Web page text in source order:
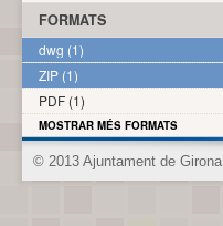
FORMATS
dwg (1)
ZIP (1)
PDF (1)
MOSTRAR MÉS FORMATS
© 2013 Ajuntament de Girona